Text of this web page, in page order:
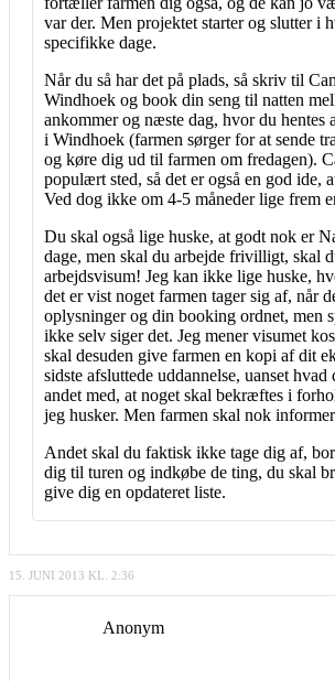
var der. Men projektet starter og slutter i
specifikke dage.
Når du så har det på plads, så skriv til
Windhoek og book din seng til natten
ankommer og næste dag, hvor du hentes
i Windhoek (farmen sørger for at sende
og køre dig ud til farmen om fredagen).
populært sted, så det er også en god ide,
Ved dog ikke om 4-5 måneder lige frem
Du skal også lige huske, at godt nok er
dage, men skal du arbejde frivilligt, skal
arbejdsvisum! Jeg kan ikke lige huske,
det er vist noget farmen tager sig af, når
oplysninger og din booking ordnet, men
ikke selv siger det. Jeg mener visumet
skal desuden give farmen en kopi af dit
sidste afsluttede uddannelse, uanset
andet med, at noget skal bekræftes i
jeg husker. Men farmen skal nok
Andet skal du faktisk ikke tage dig af,
dig til turen og indkøbe de ting, du skal
give dig en opdateret liste.
15. JUNI 2013 KL. 2:36
Anonym